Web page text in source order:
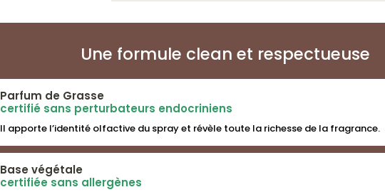
Une formule clean et respectueuse
Parfum de Grasse
certifié sans perturbateurs endocriniens
Il apporte l’identité olfactive du spray et révèle toute la richesse de la fragrance.
Base végétale
certifiée sans allergènes